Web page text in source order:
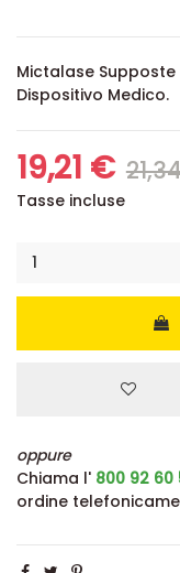
Mictalase Supposte
Dispositivo Medico.
19,21 €
Tasse incluse
oppure
Chiama l' 800 92 60
ordine